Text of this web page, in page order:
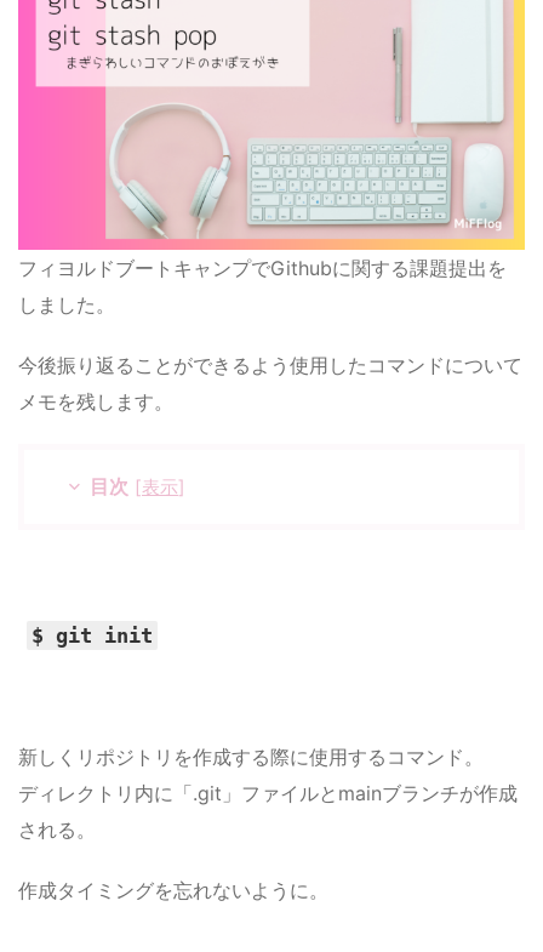
フィヨルドブートキャンプでGithubに関する課題提出を
しました。
今後振り返ることができるよう使用したコマンドについて
メモを残します。
目次 [表示]
$ git init
新しくリポジトリを作成する際に使用するコマンド。
ディレクトリ内に「.git」ファイルとmainブランチが作成
される。
作成タイミングを忘れないように。